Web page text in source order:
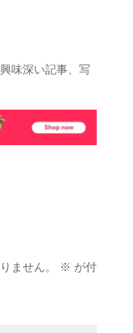
味深い記事、写
ません。 ※ が付